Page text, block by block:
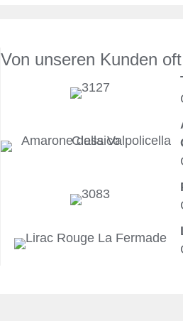
Von unseren Kunden